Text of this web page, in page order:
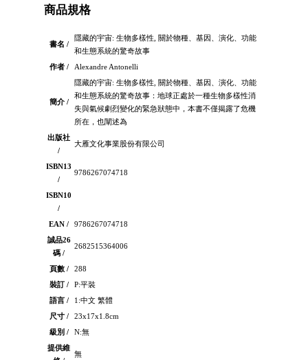
商品規格
書名 /
隱藏的宇宙: 生物多樣性, 關於物種、基因、演化、功能
和生態系統的驚奇故事
作者 /
Alexandre Antonelli
簡介 /
隱藏的宇宙: 生物多樣性, 關於物種、基因、演化、功能
和生態系統的驚奇故事：地球正處於一種生物多樣性消
失與氣候劇烈變化的緊急狀態中，本書不僅揭露了危機
所在，也闡述為
出版社
/
大雁文化事業股份有限公司
ISBN13
/
9786267074718
ISBN10
/
EAN /
9786267074718
誠品26
碼 /
2682515364006
頁數 /
288
裝訂 /
P:平裝
語言 /
1:中文 繁體
尺寸 /
23x17x1.8cm
級別 /
N:無
提供維
無